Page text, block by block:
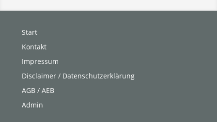
Start
Kontakt
Impressum
Disclaimer / Datenschutzerklärung
AGB / AEB
Admin